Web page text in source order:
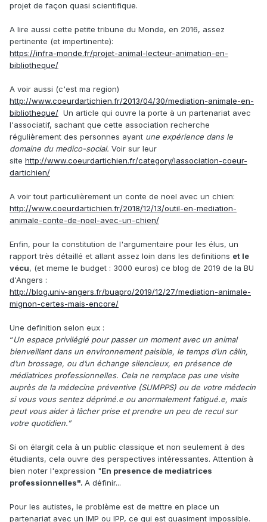
projet de façon quasi scientifique.
A lire aussi cette petite tribune du Monde, en 2016, assez
pertinente (et impertinente):
https://infra-monde.fr/projet-animal-lecteur-animation-en-
bibliotheque/
A voir aussi (c'est ma region)
http://www.coeurdartichien.fr/2013/04/30/mediation-animale-en-
bibliotheque/ Un article qui ouvre la porte à un partenariat avec
l'associatif, sachant que cette association recherche
régulièrement des personnes ayant une expérience dans le
domaine du medico-social. Voir sur leur
site http://www.coeurdartichien.fr/category/lassociation-coeur-
dartichien/
A voir tout particulièrement un conte de noel avec un chien:
http://www.coeurdartichien.fr/2018/12/13/outil-en-mediation-
animale-conte-de-noel-avec-un-chien/
Enfin, pour la constitution de l'argumentaire pour les élus, un
rapport très détaillé et allant assez loin dans les definitions et le
vécu, (et meme le budget : 3000 euros) ce blog de 2019 de la BU
d'Angers :
http://blog.univ-angers.fr/buapro/2019/12/27/mediation-animale-
mignon-certes-mais-encore/
Une definition selon eux :
“Un espace privilégié pour passer un moment avec un animal
bienveillant dans un environnement paisible, le temps d’un câlin,
d’un brossage, ou d’un échange silencieux, en présence de
médiatrices professionnelles. Cela ne remplace pas une visite
auprès de la médecine préventive (SUMPPS) ou de votre médecin
si vous vous sentez déprimé.e ou anormalement fatigué.e, mais
peut vous aider à lâcher prise et prendre un peu de recul sur
votre quotidien.”
Si on élargit cela à un public classique et non seulement à des
étudiants, cela ouvre des perspectives intéressantes. Attention à
bien noter l'expression "En presence de mediatrices
professionnelles". A définir...
Pour les autistes, le problème est de mettre en place un
partenariat avec un IMP ou IPP, ce qui est quasiment impossible.